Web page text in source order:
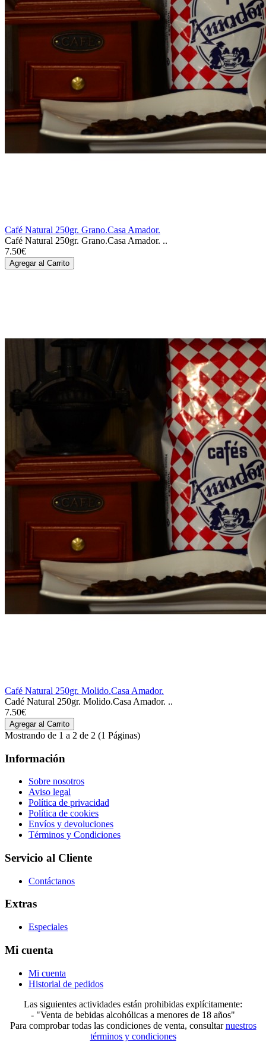
Café Natural 250gr. Grano.Casa Amador.
Café Natural 250gr. Grano.Casa Amador. ..
7.50€
Café Natural 250gr. Molido.Casa Amador.
Cadé Natural 250gr. Molido.Casa Amador. ..
7.50€
Mostrando de 1 a 2 de 2 (1 Páginas)
Información
Sobre nosotros
Aviso legal
Política de privacidad
Política de cookies
Envíos y devoluciones
Términos y Condiciones
Servicio al Cliente
Contáctanos
Extras
Especiales
Mi cuenta
Mi cuenta
Historial de pedidos
Las siguientes actividades están prohibidas explícitamente:
- "Venta de bebidas alcohólicas a menores de 18 años"​
Para comprobar todas las condiciones de venta, consultarnuestros
términos y condiciones